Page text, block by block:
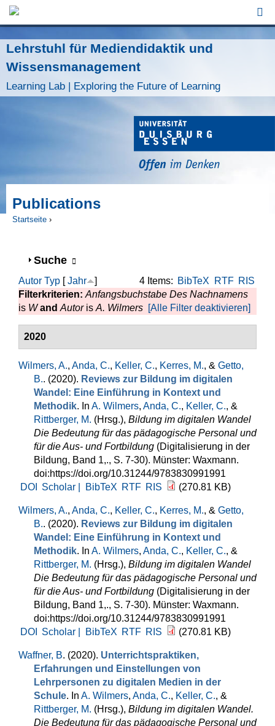
Lehrstuhl für Mediendidaktik und
Wissensmanagement
Learning Lab | Exploring the Future of Learning
Publications
Startseite ›
Anzeigen
Suche
4 Items: BibTeX RTF RIS
Autor Typ [Jahr
]
Filterkriterien: Anfangsbuchstabe Des Nachnamens
is W and Autoris A. Wilmers [Alle Filter deaktivieren]
2020
Wilmers, A., Anda, C., Keller, C., Kerres, M., & Getto,
B.. (2020). Reviews zur Bildung im digitalen
Wandel: Eine Einführung in Kontext und
Methodik. In A. Wilmers, Anda, C., Keller, C., &
Rittberger, M. (Hrsg.), Bildung im digitalen Wandel
Die Bedeutung für das pädagogische Personal und
für die Aus- und Fortbildung (Digitalisierung in der
Bildung, Band 1,., S. 7-30). Münster: Waxmann.
doi:https://doi.org/10.31244/9783830991991
DOI
Scholar | BibTeX RTF RIS (270.81 KB)
Wilmers, A., Anda, C., Keller, C., Kerres, M., & Getto,
B.. (2020). Reviews zur Bildung im digitalen
Wandel: Eine Einführung in Kontext und
Methodik. In A. Wilmers, Anda, C., Keller, C., &
Rittberger, M. (Hrsg.), Bildung im digitalen Wandel
Die Bedeutung für das pädagogische Personal und
für die Aus- und Fortbildung (Digitalisierung in der
Bildung, Band 1,., S. 7-30). Münster: Waxmann.
doi:https://doi.org/10.31244/9783830991991
DOI
Scholar | BibTeX RTF RIS (270.81 KB)
Waffner, B. (2020). Unterrichtspraktiken,
Erfahrungen und Einstellungen von
Lehrpersonen zu digitalen Medien in der
Schule. In A. Wilmers, Anda, C., Keller, C., &
Rittberger, M. (Hrsg.), Bildung im digitalen Wandel.
Die Bedeutung für das pädagogische Personal und